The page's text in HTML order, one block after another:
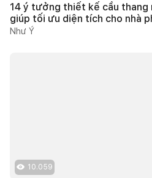
14 ý tưởng thiết kế cầu
giúp tối ưu diện tích cho nhà
Như Ý
10.059